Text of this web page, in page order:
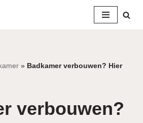
» Badkamer verbouwen? Hier
verbouwen?